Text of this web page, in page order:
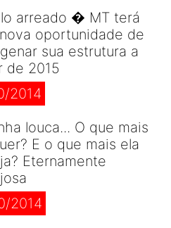
arreado � MT terá
oportunidade de
sua estrutura a
de 2015
2014
louca... O que mais
E o que mais ela
Eternamente
2014